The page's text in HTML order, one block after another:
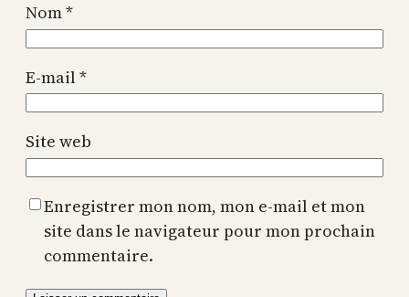
Nom*
E-mail*
Site web
Enregistrer mon nom, mon e-mail et mon
site dans le navigateur pour mon prochain
commentaire.